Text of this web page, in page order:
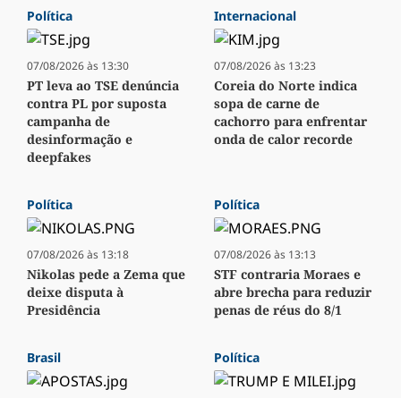
Política
07/08/2026 às 13:30
PT leva ao TSE denúncia
contra PL por suposta
campanha de
desinformação e
deepfakes
Internacional
07/08/2026 às 13:23
Coreia do Norte indica
sopa de carne de
cachorro para enfrentar
onda de calor recorde
Política
07/08/2026 às 13:18
Nikolas pede a Zema que
deixe disputa à
Presidência
Política
07/08/2026 às 13:13
STF contraria Moraes e
abre brecha para reduzir
penas de réus do 8/1
Brasil Política